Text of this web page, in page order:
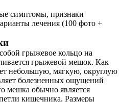
симптомы, признаки
лечения (100 фото +
грыжевое кольцо на
грыжевой мешок. Как
небольшую, мягкую, округлую
болезненных ощущений
мешка обычно является
кишечника. Размеры